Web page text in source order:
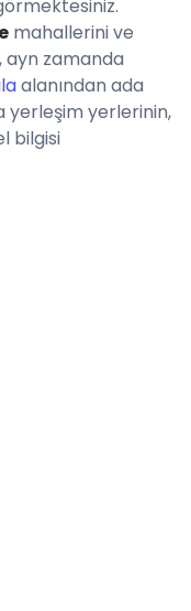
mahallerini ve
ayn zamanda
alanından ada
yerleşim yerlerinin,
bilgisi